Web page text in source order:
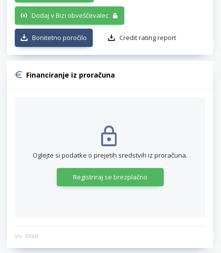
Dodaj v Bizi obveščevalec
Bonitetno poročilo Credit rating report
Financiranje iz proračuna
Oglejte si podatke o prejetih sredstvih iz proračuna.
Registriraj se brezplačno
Vir: ERAR